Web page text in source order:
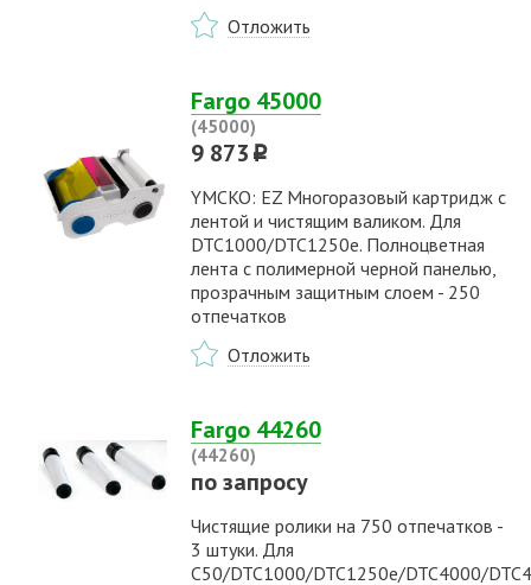
Отложить
Fargo 45000
(45000)
9 873 p
YMCKO: EZ Многоразовый картридж с
лентой и чистящим валиком. Для
DTC1000/DTC1250e. Полноцветная
лента с полимерной черной панелью,
прозрачным защитным слоем - 250
отпечатков
Отложить
Fargo 44260
(44260)
по запросу
Чистящие ролики на 750 отпечатков -
3 штуки. Для
C50/DTC1000/DTC1250e/DTC4000/